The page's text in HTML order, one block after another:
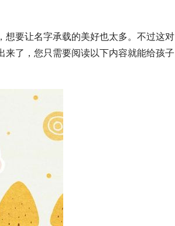
要让名字承载的美好也太多。不过这对
了，您只需要阅读以下内容就能给孩子